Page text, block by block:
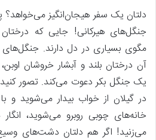
دلتان یک سفر هیجان‌انگیز
جنگل‌های هیرکانی! جایی که درختان
مگوی بسیاری در دل دارند. جنگل‌های
آن درختان بلند و آبشار خروشان
یک جنگل بکر دعوت می‌کند. تصور کنید
در گیلان از خواب بیدار می‌شوید و با
خانه‌های چوبی روبرو می‌شوید،
می‌زنید! اگر هم دلتان دشت‌های